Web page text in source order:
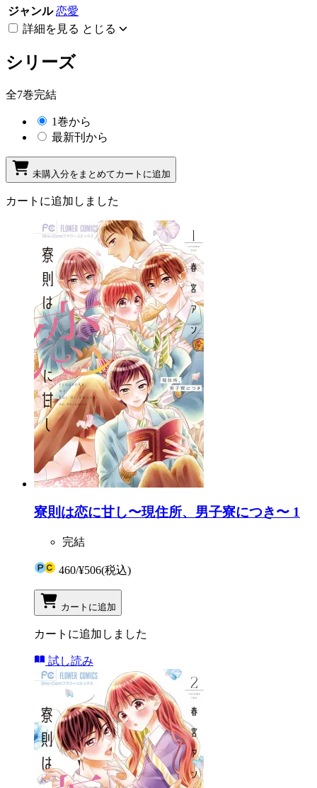
ジャンル 恋愛
詳細を見る とじる
シリーズ
全7巻完結
1巻から
最新刊から
未購入分をまとめてカートに追加
カートに追加しました
寮則は恋に甘し〜現住所、男子寮につき〜 1
完結
460/¥506(税込)
カートに追加
カートに追加しました
試し読み